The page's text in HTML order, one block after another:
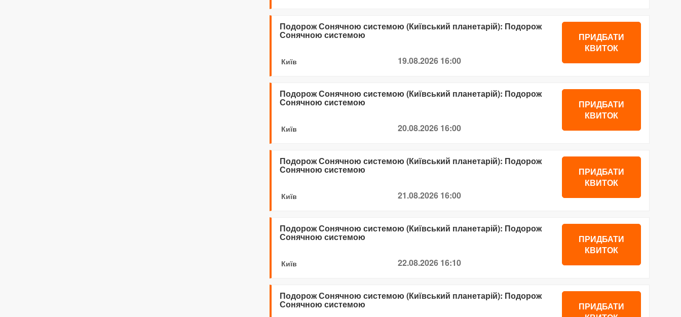
Подорож Сонячною системою (Київський планетарій): Подорож
Сонячною системою
Київ 19.08.2026 16:00
ПРИДБАТИ
КВИТОК
Подорож Сонячною системою (Київський планетарій): Подорож
Сонячною системою
Київ 20.08.2026 16:00
ПРИДБАТИ
КВИТОК
Подорож Сонячною системою (Київський планетарій): Подорож
Сонячною системою
Київ 21.08.2026 16:00
ПРИДБАТИ
КВИТОК
Подорож Сонячною системою (Київський планетарій): Подорож
Сонячною системою
Київ 22.08.2026 16:10
ПРИДБАТИ
КВИТОК
Подорож Сонячною системою (Київський планетарій): Подорож
Сонячною системою
ПРИДБАТИ